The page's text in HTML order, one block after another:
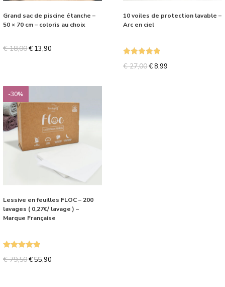
Grand sac de piscine étanche –
50 × 70 cm – coloris au choix
€18,00€ 13,90
10 voiles de protection lavable –
Arc en ciel
€27,00€ 8,99
-30%
Lessive en feuilles FLOC – 200
lavages ( 0,27€/ lavage ) –
Marque Française
€79,50€55,90